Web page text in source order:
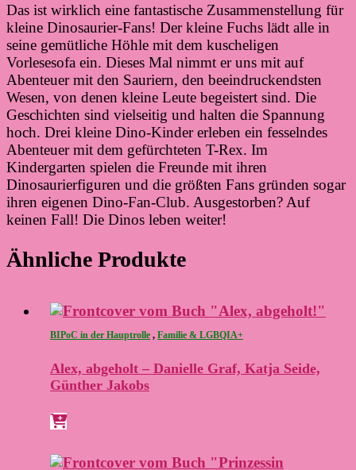
Das ist wirklich eine fantastische Zusammenstellung für
kleine Dinosaurier-Fans! Der kleine Fuchs lädt alle in
seine gemütliche Höhle mit dem kuscheligen
Vorlesesofa ein. Dieses Mal nimmt er uns mit auf
Abenteuer mit den Sauriern, den beeindruckendsten
Wesen, von denen kleine Leute begeistert sind. Die
Geschichten sind vielseitig und halten die Spannung
hoch. Drei kleine Dino-Kinder erleben ein fesselndes
Abenteuer mit dem gefürchteten T-Rex. Im
Kindergarten spielen die Freunde mit ihren
Dinosaurierfiguren und die größten Fans gründen sogar
ihren eigenen Dino-Fan-Club. Ausgestorben? Auf
keinen Fall! Die Dinos leben weiter!
Ähnliche Produkte
BIPoC in der Hauptrolle , Familie & LGBQIA+
Alex, abgeholt – Danielle Graf, Katja Seide,
Günther Jakobs